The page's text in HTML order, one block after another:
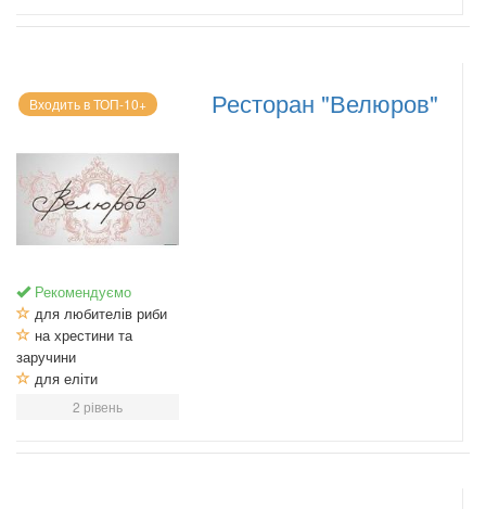
Входить в ТОП-10+
Рекомендуємо
для любителів риби
на хрестини та
заручини
для еліти
2 рівень
Ресторан "Велюров"